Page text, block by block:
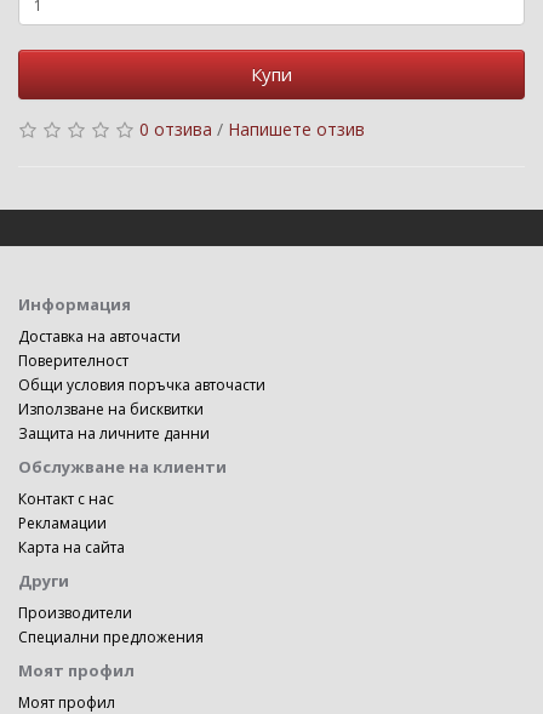
Купи
0 отзива / Напишете отзив
Информация
Доставка на авточасти
Поверителност
Общи условия поръчка авточасти
Използване на бисквитки
Защита на личните данни
Обслужване на клиенти
Контакт с нас
Рекламации
Карта на сайта
Други
Производители
Специални предложения
Моят профил
Моят профил